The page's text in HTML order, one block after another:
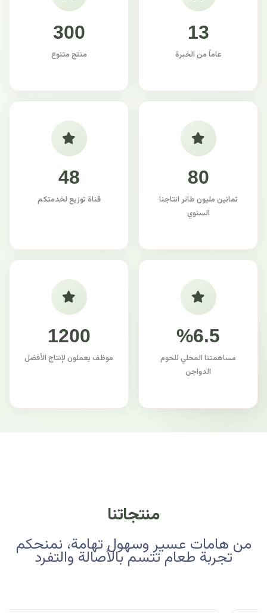
13
عاماً من الخبرة
300
منتج متنوع
80
ثمانين مليون طائر انتاجنا
السنوي
48
قناة توزيع لخدمتكم
%6.5
مساهمتنا المحلي للحوم
الدواجن
1200
موظف يعملون لإنتاج الأفضل
منتجاتنا
من هامات عسير وسهول تهامة، نمنحكم
تجربة طعام تتسم بالأصالة والتفرد